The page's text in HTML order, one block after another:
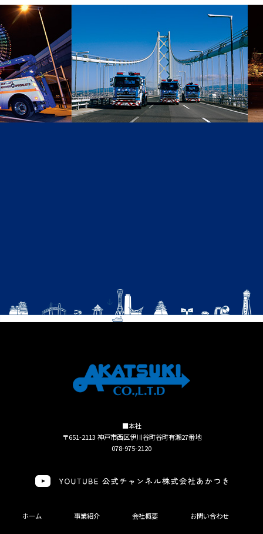
■本社
〒651-2113 神戸市西区伊川谷町谷町有瀬27番地
078-975-2120
ホーム 事業紹介 会社概要 お問い合わせ